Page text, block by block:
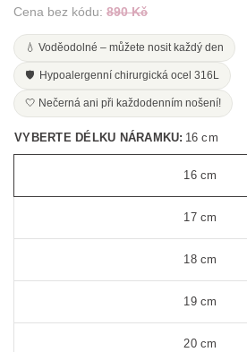
Cena bez kódu:890 Kč
💧 Voděodolné – můžete nosit každý den
🛡️ Hypoalergenní chirurgická ocel 316L
🤍 Nečerná ani při každodenním nošení!
VYBERTE DÉLKU NÁRAMKU: 16 cm
16 cm
17 cm
18 cm
19 cm
20 cm